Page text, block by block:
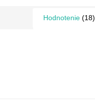
Hodnotenie (18)